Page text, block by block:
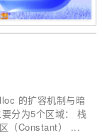
的扩容机制与暗
分为5个区域： 栈
（Constant） ...